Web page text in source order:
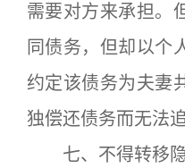
需要对方来承担。
同债务，但却以个
约定该债务为夫妻
独偿还债务而无法追
七、不得转移隐